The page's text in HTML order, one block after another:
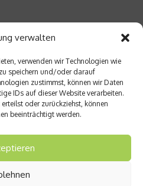
verwalten
verwenden wir Technologien wie
speichern und/oder darauf
zustimmst, können wir Daten
IDs auf dieser Website verarbeiten.
oder zurückziehst, können
beeinträchtigt werden.
Verrückte Häuser